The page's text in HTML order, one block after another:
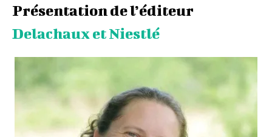
Présentation de l’éditeur
Delachaux et Niestlé